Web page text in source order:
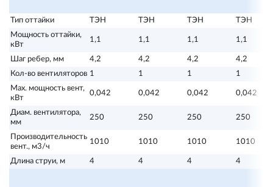
Тип оттайки ТЭН ТЭН ТЭН
ТЭН
Мощность оттайки,
кВт
1,1 1,1 1,1 1,1
Шаг ребер, мм 4,2 4,2 4,2
4,2
Кол-во вентиляторов 1 1 1
1
Max. мощность вент,
кВт
0,042 0,042 0,042 0,042
Диам. вентилятора,
мм
250 250 250 250
Производительность
вент., м3/ч
1010 1010 1010 1010
Длина струи, м 4 4 4 4